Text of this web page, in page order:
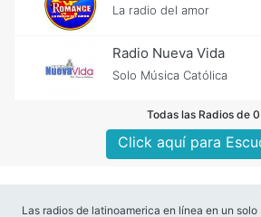
La radio del amor
Radio Nueva Vida
Solo Música Católica
Todas las Radios de 0
Click aquí para
Las radios de latinoamerica en línea en un